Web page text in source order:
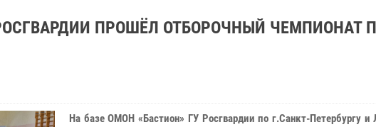
ПРОШЁЛ ОТБОРОЧНЫЙ ЧЕМПИОНАТ
На базе ОМОН «Бастион» ГУ Росгвардии по г.Санкт-Петербургу и